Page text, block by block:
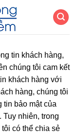
tin khách hàng,
chúng tôi cam kết
khách hàng với
hàng, chúng tôi
tin bảo mật của
Tuy nhiên, trong
có thể chia sẻ